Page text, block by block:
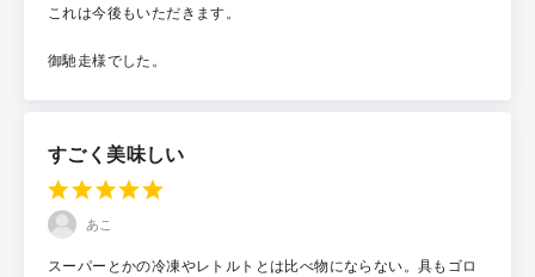
これは今後もいただきます。
御馳走様でした。
すごく美味しい
あこ
スーパーとかの冷凍やレトルトとは比べ物にならない。具もゴロ